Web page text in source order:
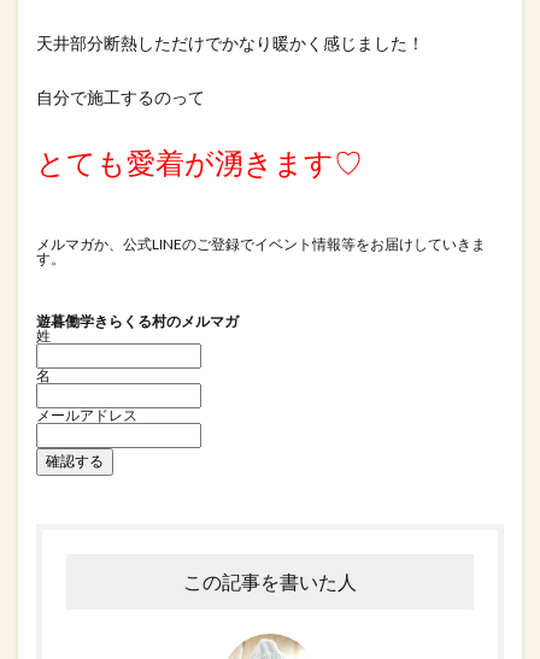
天井部分断熱しただけでかなり暖かく感じました！
自分で施工するのって
とても愛着が湧きます♡
メルマガか、公式LINEのご登録でイベント情報等をお届けしていきま
す。
遊暮働学きらくる村のメルマガ
姓
名
メールアドレス
この記事を書いた人